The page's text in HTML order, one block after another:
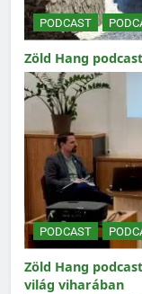
PODCAST
Zöld Hang
PODCAST
Zöld Hang
világ viharában